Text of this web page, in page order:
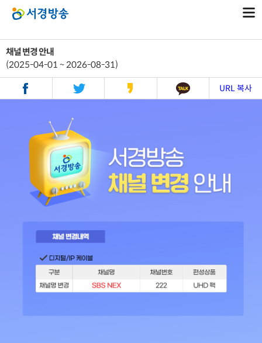
채널 변경 안내
(2025-04-01 ~ 2026-08-31)
URL 복사